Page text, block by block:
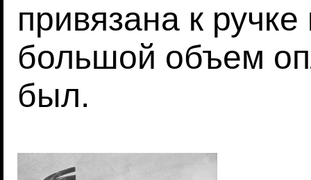
привязана к
большой объем
был.